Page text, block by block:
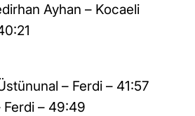
Ayhan – Kocaeli
– Ferdi – 41:57
Ferdi – 49:49